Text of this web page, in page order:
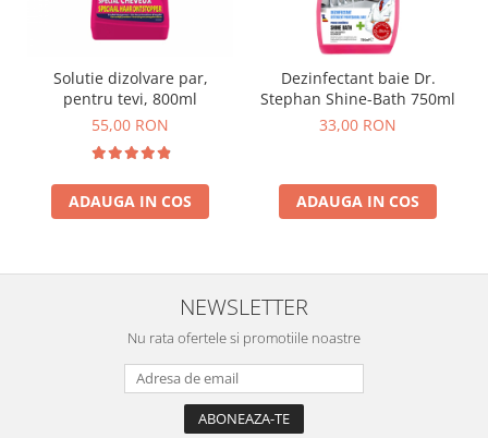
Solutie dizolvare par,
pentru tevi, 800ml
55,00 RON
ADAUGA IN COS
Dezinfectant baie Dr.
Stephan Shine-Bath 750ml
33,00 RON
ADAUGA IN COS
NEWSLETTER
Nu rata ofertele si promotiile noastre